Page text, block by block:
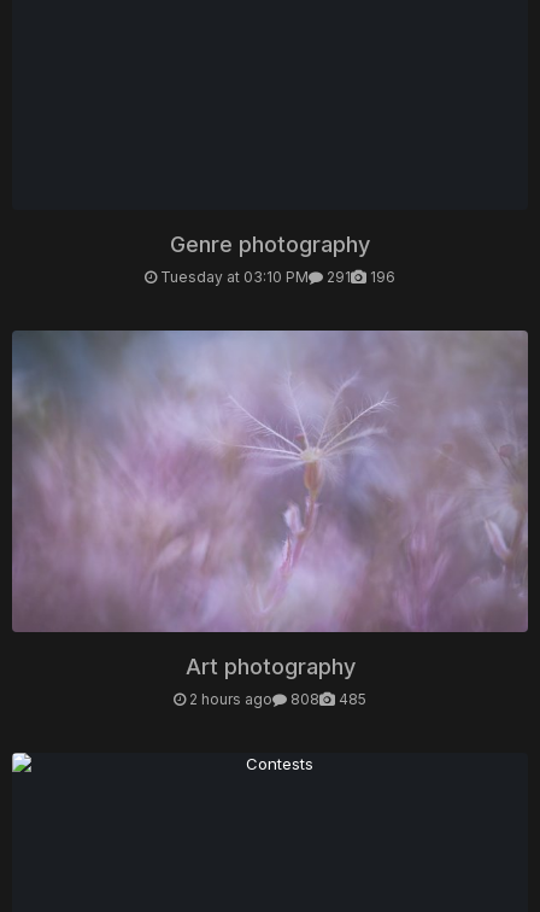
Genre photography
Tuesday at 03:10 PM 291 196
Art photography
2 hours ago 808 485